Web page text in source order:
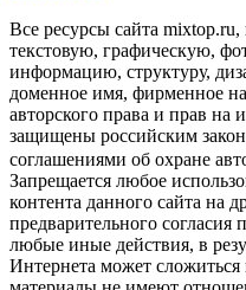
Все ресурсы сайта
текстовую, графическую,
информацию, структуру,
доменное имя, фирменное
авторского права и прав на
защищены российским
соглашениями об охране
Запрещается любое
контента данного сайта на
предварительного согласия
любые иные действия, в
Интернета может сложиться